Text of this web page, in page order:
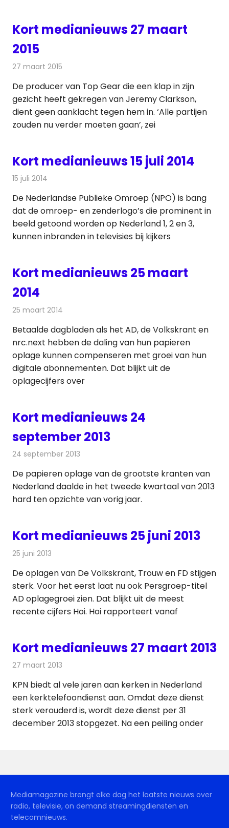
Kort medianieuws 27 maart
2015
27 maart 2015
De producer van Top Gear die een klap in zijn
gezicht heeft gekregen van Jeremy Clarkson,
dient geen aanklacht tegen hem in. ‘Alle partijen
zouden nu verder moeten gaan’, zei
Kort medianieuws 15 juli 2014
15 juli 2014
De Nederlandse Publieke Omroep (NPO) is bang
dat de omroep- en zenderlogo’s die prominent in
beeld getoond worden op Nederland 1, 2 en 3,
kunnen inbranden in televisies bij kijkers
Kort medianieuws 25 maart
2014
25 maart 2014
Betaalde dagbladen als het AD, de Volkskrant en
nrc.next hebben de daling van hun papieren
oplage kunnen compenseren met groei van hun
digitale abonnementen. Dat blijkt uit de
oplagecijfers over
Kort medianieuws 24
september 2013
24 september 2013
De papieren oplage van de grootste kranten van
Nederland daalde in het tweede kwartaal van 2013
hard ten opzichte van vorig jaar.
Kort medianieuws 25 juni 2013
25 juni 2013
De oplagen van De Volkskrant, Trouw en FD stijgen
sterk. Voor het eerst laat nu ook Persgroep-titel
AD oplagegroei zien. Dat blijkt uit de meest
recente cijfers Hoi. Hoi rapporteert vanaf
Kort medianieuws 27 maart 2013
27 maart 2013
KPN biedt al vele jaren aan kerken in Nederland
een kerktelefoondienst aan. Omdat deze dienst
sterk verouderd is, wordt deze dienst per 31
december 2013 stopgezet. Na een peiling onder
Mediamagazine brengt elke dag het laatste nieuws over
radio, televisie, on demand streamingdiensten en
telecomnieuws.